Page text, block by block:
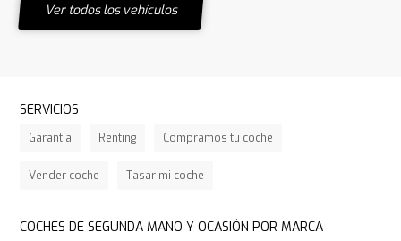
Ver todos los vehículos
SERVICIOS
Garantía Renting Compramos tu coche
Vender coche Tasar mi coche
COCHES DE SEGUNDA MANO Y OCASIÓN POR MARCA